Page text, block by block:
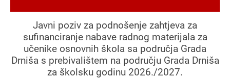
Javni poziv za podnošenje zahtjeva za
sufinanciranje nabave radnog materijala za
učenike osnovnih škola sa područja Grada
Drniša s prebivalištem na području Grada Drniša
za školsku godinu 2026./2027.